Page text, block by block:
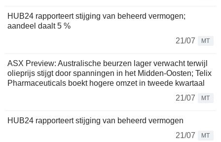
HUB24 rapporteert stijging van beheerd vermogen;
aandeel daalt 5 %
21/07
MT
ASX Preview: Australische beurzen lager verwacht terwijl
olieprijs stijgt door spanningen in het Midden-Oosten; Telix
Pharmaceuticals boekt hogere omzet in tweede kwartaal
21/07
MT
HUB24 rapporteert stijging van beheerd vermogen
21/07
MT